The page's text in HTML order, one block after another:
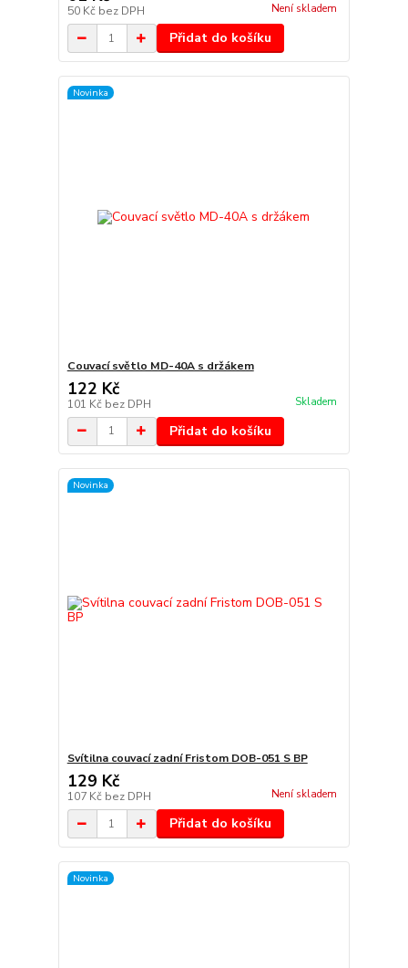
50 Kč bez DPH Není skladem
Přidat do košíku
Novinka
Couvací světlo MD-40A s držákem
122 Kč
101 Kč bez DPH Skladem
Přidat do košíku
Novinka
Svítilna couvací zadní Fristom DOB-051 S BP
129 Kč
107 Kč bez DPH Není skladem
Přidat do košíku
Novinka